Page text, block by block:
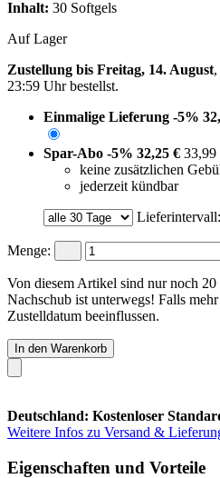
Inhalt: 30 Softgels
Auf Lager
Zustellung bis Freitag, 14. August
23:59 Uhrbestellst.
Einmalige Lieferung -5%
Spar-Abo -5% 32,25 € 33,99
keine zusätzlichen
jederzeit kündbar
Lieferintervall:
Menge:
Von diesem Artikel sind nur noch 20
Nachschub ist unterwegs! Falls
Zustelldatum beeinflussen.
In den Warenkorb
Deutschland: Kostenloser
Weitere Infos zu Versand &
Eigenschaften und Vorteile